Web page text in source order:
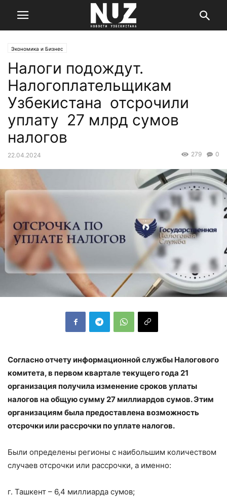
Экономика и Бизнес
Налоги подождут.
Налогоплательщикам
Узбекистана отсрочили
уплату 27 млрд сумов
налогов
22.04.2024 0
279
Согласно отчету информационной службы Налогового
комитета, в первом квартале текущего года 21
организация получила изменение сроков уплаты
налогов на общую сумму 27 миллиардов сумов. Этим
организациям была предоставлена возможность
отсрочки или рассрочки по уплате налогов.
Были определены регионы с наибольшим количеством
случаев отсрочки или рассрочки, а именно:
г. Ташкент – 6,4 миллиарда сумов;